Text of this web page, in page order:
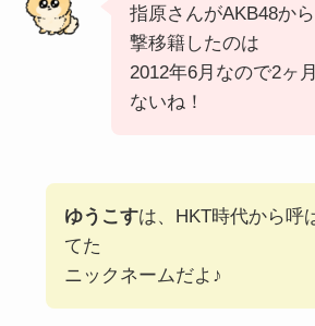
指原さんがAKB48か
撃移籍したのは
2012年6月なので2ヶ
ないね！
ゆうこすは、HKT時代から呼
てた
ニックネームだよ♪